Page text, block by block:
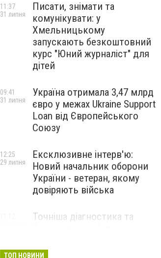
Писати, знімати та
комунікувати: у
Хмельницькому
запускають безкоштовний
курс "Юний журналіст" для
дітей
11:37
31 липня
Україна отримала 3,47 млрд
євро у межах Ukraine Support
Loan від Європейського
Союзу
09:41
31 липня
Ексклюзивне інтерв'ю:
Новий начальник оборони
України - ветеран, якому
довіряють війська
12:25
29 липня
Точніша діагностика та
протипухлинному центрі
ТОП НОВИНИ